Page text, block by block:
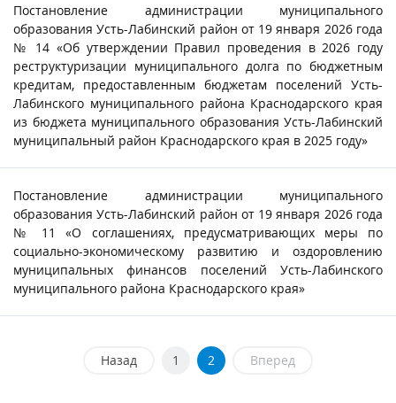
Постановление администрации муниципального
образования Усть-Лабинский район от 19 января 2026 года
№ 14 «Об утверждении Правил проведения в 2026 году
реструктуризации муниципального долга по бюджетным
кредитам, предоставленным бюджетам поселений Усть-
Лабинского муниципального района Краснодарского края
из бюджета муниципального образования Усть-Лабинский
муниципальный район Краснодарского края в 2025 году»
Постановление администрации муниципального
образования Усть-Лабинский район от 19 января 2026 года
№ 11 «О соглашениях, предусматривающих меры по
социально-экономическому развитию и оздоровлению
муниципальных финансов поселений Усть-Лабинского
муниципального района Краснодарского края»
Назад 1 2 Вперед